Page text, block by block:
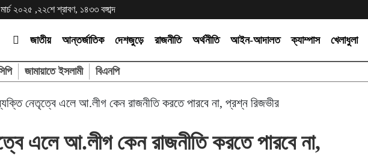
২০২৫ ,২২শে শ্রাবণ, ১৪৩৩ বঙ্গাব্দ
জাতীয় আন্তর্জাতিক দেশজুড়ে রাজনীতি অর্থনীতি আইন-আদালত ক্যাম্পাস খেলাধুলা
জামায়াতে ইসলামী বিএনপি
নেতৃত্বে এলে আ.লীগ কেন রাজনীতি করতে পারবে না, প্রশ্ন রিজভীর
এলে আ.লীগ কেন রাজনীতি করতে পারবে না,